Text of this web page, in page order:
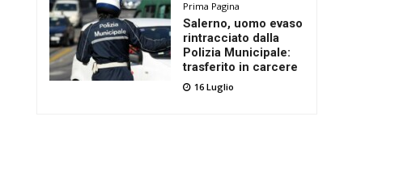
Prima Pagina
Salerno, uomo evaso
rintracciato dalla
Polizia Municipale:
trasferito in carcere
16 Luglio